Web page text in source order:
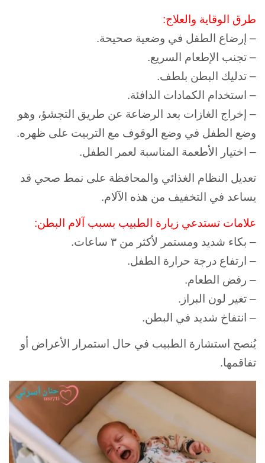
طرق الوقاية والعلاج:
– إرضاع الطفل في وضعية صحيحة.
– تجنب الإطعام السريع.
– تدليك البطن بلطف.
– استخدام الكمادات الدافئة.
– إخراج الغازات بعد الرضاعة عن طريق التجشؤ، وهو
وضع الطفل في وضع الوقوف مع التربيت على ظهره.
– اختيار الأطعمة المناسبة لعمر الطفل.
تعديل النظام الغذائي والمحافظة على نمط صحي قد
يساعد في التخفيف من هذه الآلام.
علامات تستدعي زيارة الطبيب بسبب آلام البطن:
– بكاء شديد ومستمر لأكثر من ٣ ساعات.
– ارتفاع درجة حرارة الطفل.
– رفض الطعام.
– تغير لون البراز.
– انتفاخ شديد في البطن.
يُنصح استشارة الطبيب في حال استمرار الأعراض أو
تفاقمها.